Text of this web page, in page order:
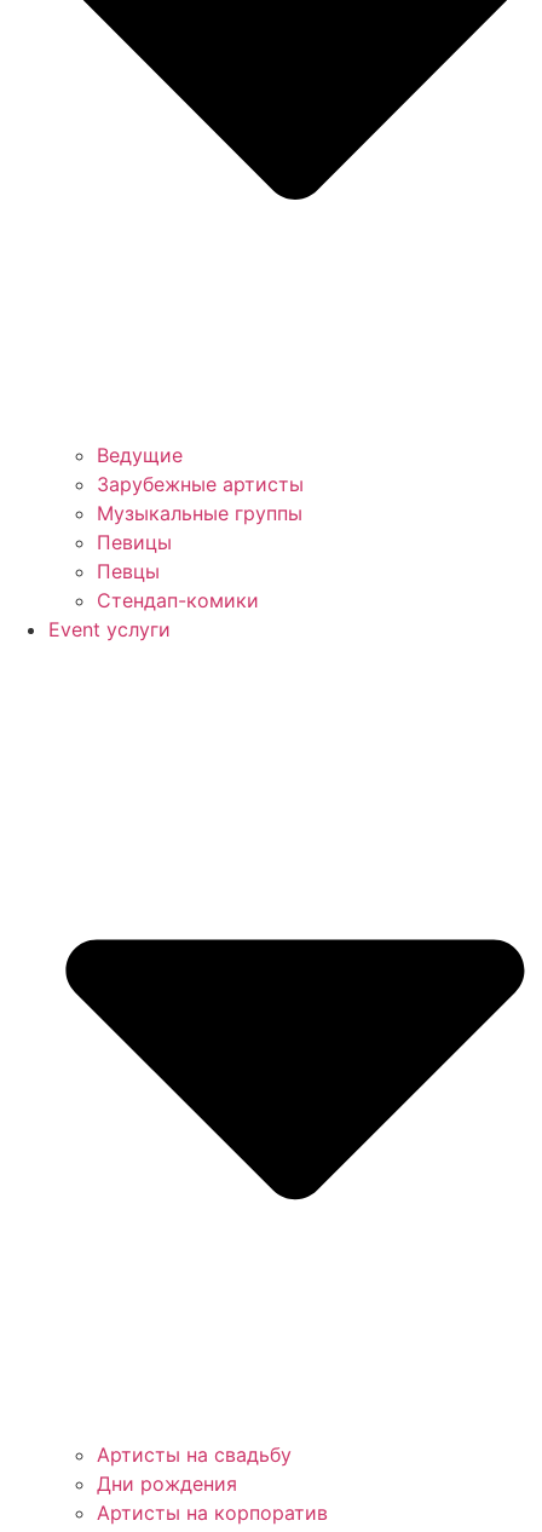
Ведущие
Зарубежные артисты
Музыкальные группы
Певицы
Певцы
Стендап-комики
Event услуги
Артисты на свадьбу
Дни рождения
Артисты на корпоратив